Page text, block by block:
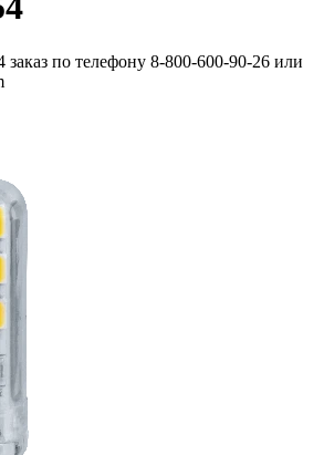
заказ по телефону 8-800-600-90-26 или